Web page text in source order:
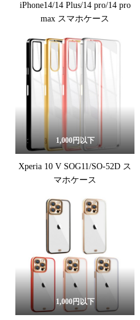
iPhone14/14 Plus/14 pro/14 pro
max スマホケース
1,000円以下
Xperia 10 V SOG11/SO-52D ス
マホケース
1,000円以下